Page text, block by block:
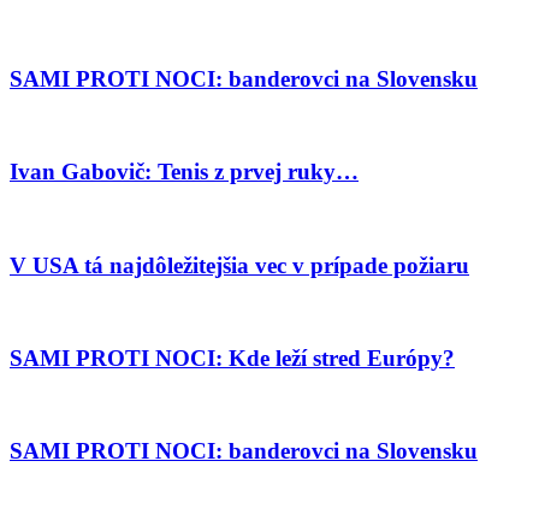
SAMI PROTI NOCI: banderovci na Slovensku
Ivan Gabovič: Tenis z prvej ruky…
V USA tá najdôležitejšia vec v prípade požiaru
SAMI PROTI NOCI: Kde leží stred Európy?
SAMI PROTI NOCI: banderovci na Slovensku